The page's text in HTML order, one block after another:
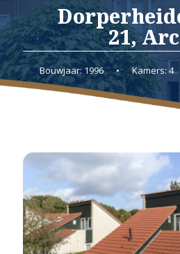
21,
Bouwjaar: 1996 • Kamers: 4